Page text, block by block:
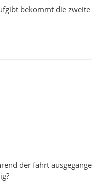
bekommt die
der fahrt